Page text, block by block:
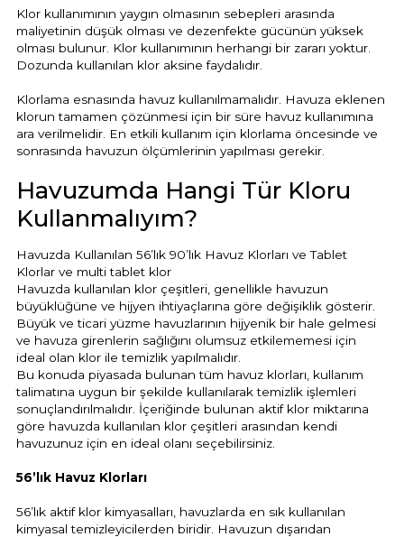
Wtr Havuz
Alkalinite Düşürücü
Ayak Dezenfektanı
e Pool Expert
Havuz Filtre
Havuz Kış Kimyasalı
Kalsiyum Hipoklorit
Havuz Sarf
Havuz
Bahçe Süs Havuzu
Ayak Havuzu
Bahçe Havuz
Havuz Robotu Yedek
Klor kullanımının yaygın olmasının sebepleri arasında
maliyetinin düşük olması ve dezenfekte gücünün yüksek
olması bulunur. Klor kullanımının herhangi bir zararı yoktur.
Dozunda kullanılan klor aksine faydalıdır.
Klorlama esnasında havuz kullanılmamalıdır. Havuza eklenen
klorun tamamen çözünmesi için bir süre havuz kullanımına
ara verilmelidir. En etkili kullanım için klorlama öncesinde ve
sonrasında havuzun ölçümlerinin yapılması gerekir.
Havuzumda Hangi Tür Kloru
Kullanmalıyım?
Havuzda Kullanılan 56’lık 90’lık Havuz Klorları ve Tablet
Klorlar ve multi tablet klor
Havuzda kullanılan klor çeşitleri, genellikle havuzun
büyüklüğüne ve hijyen ihtiyaçlarına göre değişiklik gösterir.
Büyük ve ticari yüzme havuzlarının hijyenik bir hale gelmesi
ve havuza girenlerin sağlığını olumsuz etkilememesi için
ideal olan klor ile temizlik yapılmalıdır.
Bu konuda piyasada bulunan tüm havuz klorları, kullanım
talimatına uygun bir şekilde kullanılarak temizlik işlemleri
sonuçlandırılmalıdır. İçeriğinde bulunan aktif klor miktarına
göre havuzda kullanılan klor çeşitleri arasından kendi
havuzunuz için en ideal olanı seçebilirsiniz.
56’lık Havuz Klorları
56’lık aktif klor kimyasalları, havuzlarda en sık kullanılan
kimyasal temizleyicilerden biridir. Havuzun dışarıdan